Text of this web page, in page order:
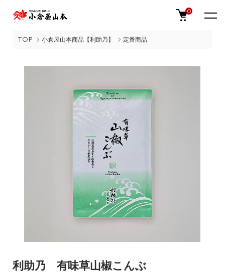
0
TOP 小倉屋山本商品【利助乃】 定番商品
利助乃 有味草山椒こんぶ